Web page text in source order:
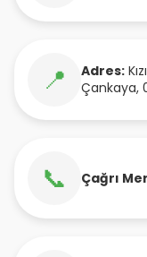
📍 Adres:
Çankaya,
📞 Çağrı